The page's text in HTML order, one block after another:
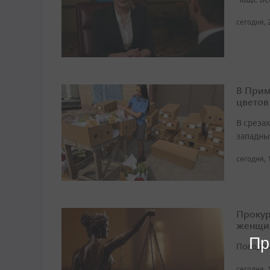
сегодня,
В
В
сегодня,